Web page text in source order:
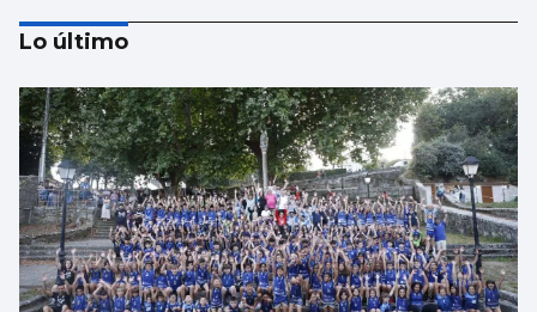
Los españoles enviaron más paquetes que
cartas en 2025
Lo último